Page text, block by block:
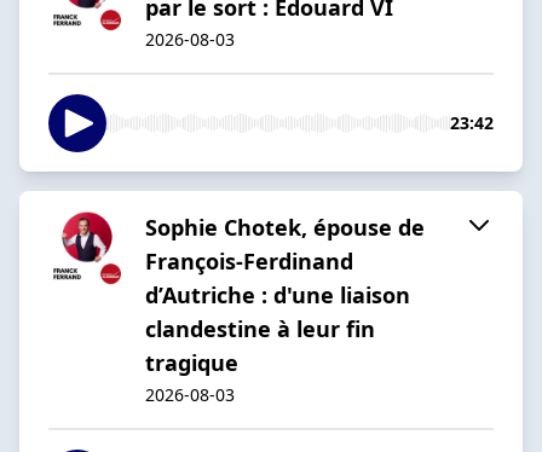
par le sort : Edouard VI
2026-08-03
23:42
Sophie Chotek, épouse de
François-Ferdinand
d’Autriche : d'une liaison
clandestine à leur fin
tragique
2026-08-03